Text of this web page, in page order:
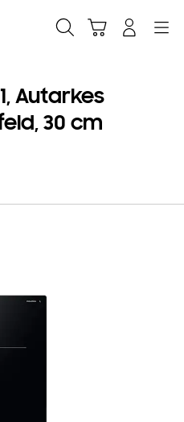
Autarkes
30 cm